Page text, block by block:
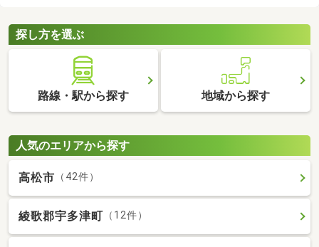
ご検討してみてくださいね。
探し方を選ぶ
路線・駅から探す 地域から探す
人気のエリアから探す
高松市 （42件）
綾歌郡宇多津町 （12件）